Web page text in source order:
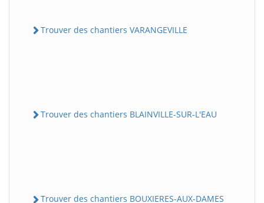
Trouver des chantiers VARANGEVILLE
Trouver des chantiers BLAINVILLE-SUR-L'EAU
Trouver des chantiers BOUXIERES-AUX-DAMES